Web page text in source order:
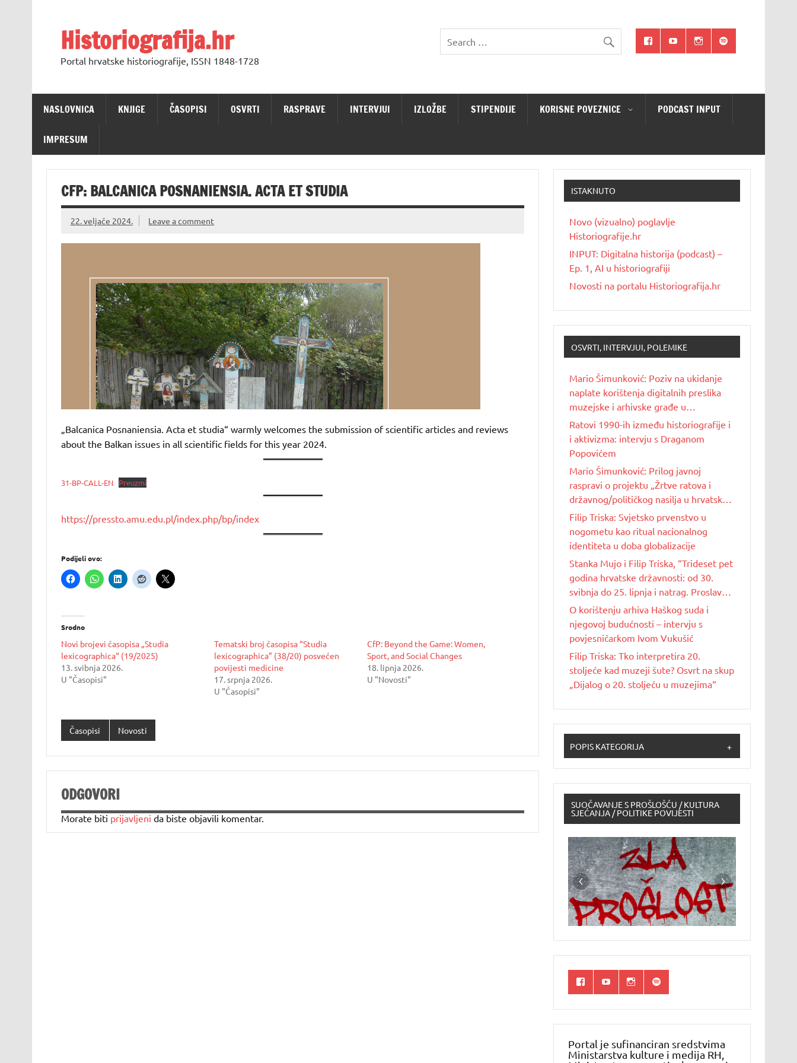
Historiografija.hr
Portal hrvatske historiografije, ISSN 1848-1728
NASLOVNICA KNJIGE ČASOPISI OSVRTI RASPRAVE INTERVJUI IZLOŽBE STIPENDIJE KORISNE POVEZNICE PODCAST INPUT
IMPRESUM
CFP: BALCANICA POSNANIENSIA. ACTA ET STUDIA
22. veljače 2024. Leave a comment
„Balcanica Posnaniensia. Acta et studia“ warmly welcomes the submission of scientific articles and reviews
about the Balkan issues in all scientific fields for this year 2024.
31-BP-CALL-EN Preuzmi
https://pressto.amu.edu.pl/index.php/bp/index
Podijeli ovo:
Srodno
Novi brojevi časopisa „Studia
lexicographica“ (19/2025)
13. svibnja 2026.
U "Časopisi"
Tematski broj časopisa “Studia
lexicographica” (38/20) posvećen
povijesti medicine
17. srpnja 2026.
U "Časopisi"
CfP: Beyond the Game: Women,
Sport, and Social Changes
18. lipnja 2026.
U "Novosti"
Časopisi Novosti
ODGOVORI
Morate biti prijavljeni da biste objavili komentar.
ISTAKNUTO
Novo (vizualno) poglavlje
Historiografije.hr
INPUT: Digitalna historija (podcast) –
Ep. 1, AI u historiografiji
Novosti na portalu Historiografija.hr
OSVRTI, INTERVJUI, POLEMIKE
Mario Šimunković: Poziv na ukidanje
naplate korištenja digitalnih preslika
muzejske i arhivske građe u
nekomercijalne svrhe
Ratovi 1990-ih između historiografije i
i aktivizma: intervju s Draganom
Popovićem
Mario Šimunković: Prilog javnoj
raspravi o projektu „Žrtve ratova i
državnog/političkog nasilja u hrvatskoj
povijesti 20. stoljeća“
Filip Triska: Svjetsko prvenstvo u
nogometu kao ritual nacionalnog
identiteta u doba globalizacije
Stanka Mujo i Filip Triska, “Trideset pet
godina hrvatske državnosti: od 30.
svibnja do 25. lipnja i natrag. Proslave
Dana državnosti u Republici Hrvatskoj
od 1990. do 2025. godine”
O korištenju arhiva Haškog suda i
njegovoj budućnosti – intervju s
povjesničarkom Ivom Vukušić
Filip Triska: Tko interpretira 20.
stoljeće kad muzeji šute? Osvrt na skup
„Dijalog o 20. stoljeću u muzejima“
POPIS KATEGORIJA +
SUOČAVANJE S PROŠLOŠĆU / KULTURA
SJEĆANJA / POLITIKE POVIJESTI
Portal je sufinanciran sredstvima
Ministarstva kulture i medija RH,